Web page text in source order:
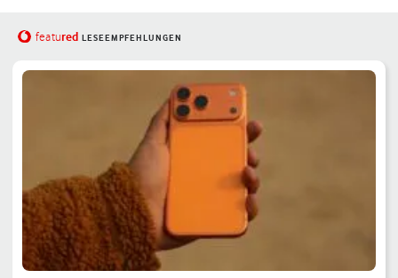
featured LESEEMPFEHLUNGEN